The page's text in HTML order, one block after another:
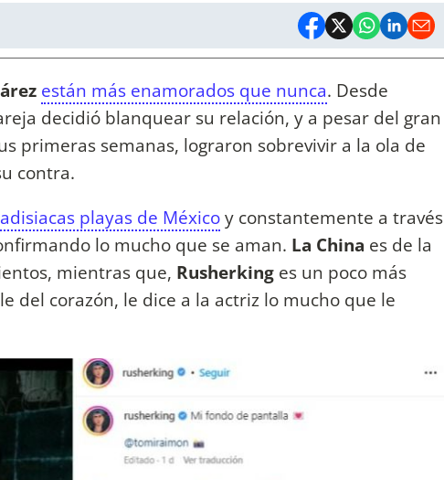
están más enamorados que nunca. Desde
decidió blanquear su relación, y a pesar del gran
primeras semanas, lograron sobrevivir a la ola de
contra.
playas de Méxicoy constantemente a través
lo mucho que se aman. La China es de la
mientras que, Rusherking es un poco más
del corazón, le dice a la actriz lo mucho que le